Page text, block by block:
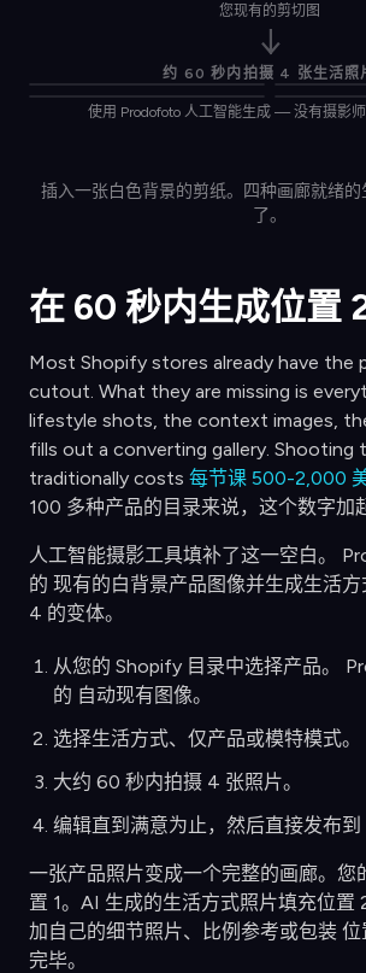
您现有的剪切图
↓
约 60 秒内拍摄 4 张生活照
Position2
Position4
使用 Prodofoto 人工智能生成 — 没有摄影
插入一张白色背景的剪纸。四种画廊就绪
了。
在 60 秒内生成位置
Most Shopify stores already have the
cutout. What they are missing is
lifestyle shots, the context images,
fills out a converting gallery. Shooting
traditionally costs 每节课 500-2,000
100 多种产品的目录来说，这个数字加
人工智能摄影工具填补了这一空白。
的 现有的白背景产品图像并生成生活
4 的变体。
从您的 Shopify 目录中选择产品。
的 自动现有图像。
选择生活方式、仅产品或模特模式。
大约 60 秒内拍摄 4 张照片。
编辑直到满意为止，然后直接发布到
一张产品照片变成一个完整的画廊。您
置 1。AI 生成的生活方式照片填充位置
加自己的细节照片、比例参考或包装 位
完毕。